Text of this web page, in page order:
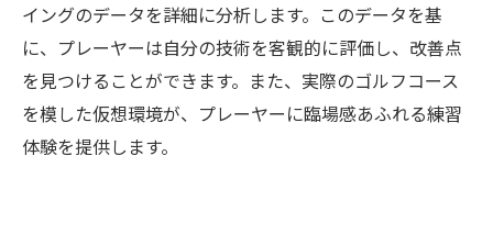
イングのデータを詳細に分析します。このデータを基
に、プレーヤーは自分の技術を客観的に評価し、改善点
を見つけることができます。また、実際のゴルフコース
を模した仮想環境が、プレーヤーに臨場感あふれる練習
体験を提供します。